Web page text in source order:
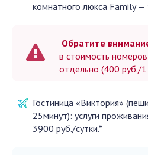
комнатного люкса Family —
Обратите
в стоимость
отдельно (400 руб./1
Гостиница «Виктория»
25минут): услуги
3900 руб./сутки.*